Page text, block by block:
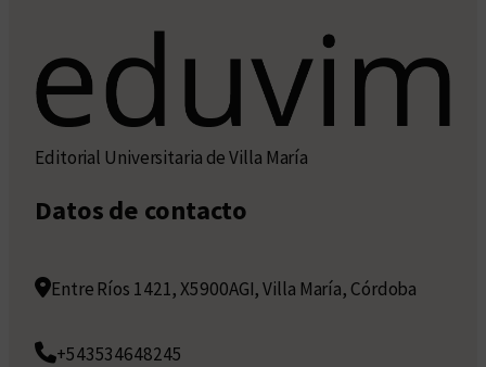
Editorial Universitaria de Villa María
Datos de contacto
Entre Ríos 1421, X5900AGI, Villa María, Córdoba
+543534648245